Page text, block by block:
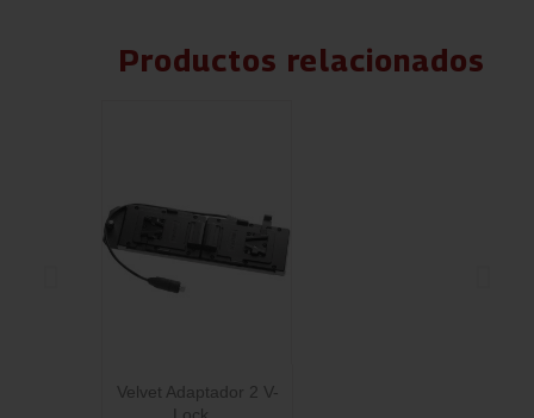
Productos relacionados
Velvet Adaptador 2 V-
Lock...